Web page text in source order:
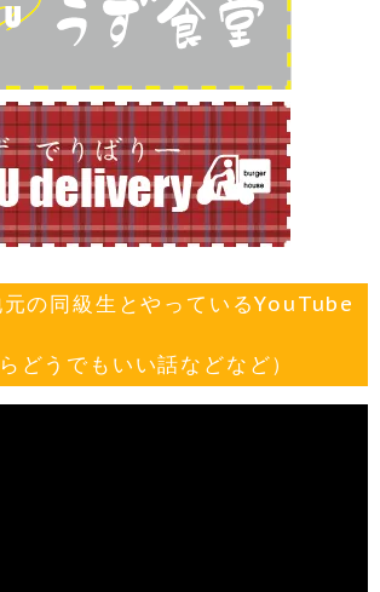
の同級生とやっているYouTube
どうでもいい話などなど）